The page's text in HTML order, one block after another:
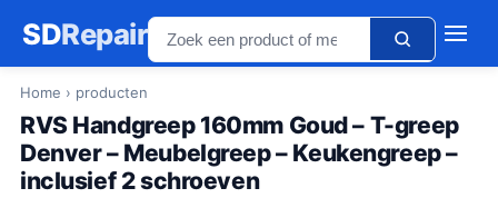
SDRepair
Home › producten
RVS Handgreep 160mm Goud – T-greep
Denver – Meubelgreep – Keukengreep –
inclusief 2 schroeven